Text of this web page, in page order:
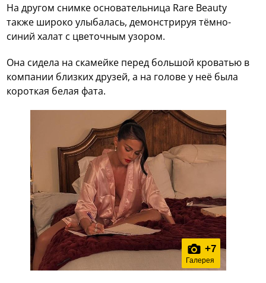
На другом снимке основательница Rare Beauty
также широко улыбалась, демонстрируя тёмно-
синий халат с цветочным узором.
Она сидела на скамейке перед большой кроватью в
компании близких друзей, а на голове у неё была
короткая белая фата.
+7
Галерея